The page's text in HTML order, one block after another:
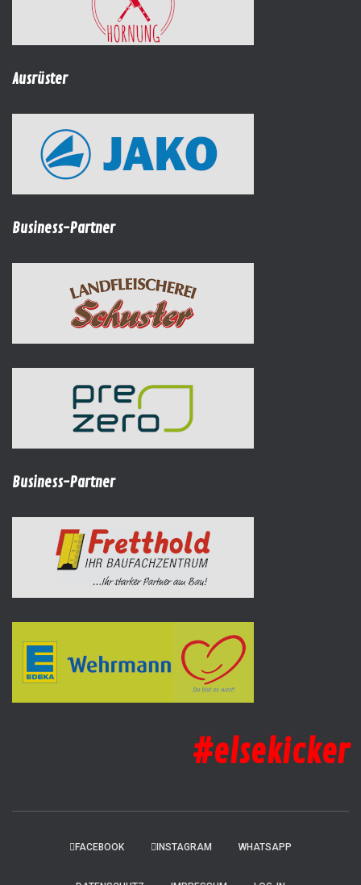
Ausrüster
Business-Partner
Business-Partner
#elsekicker
FACEBOOK INSTAGRAM WHATSAPP